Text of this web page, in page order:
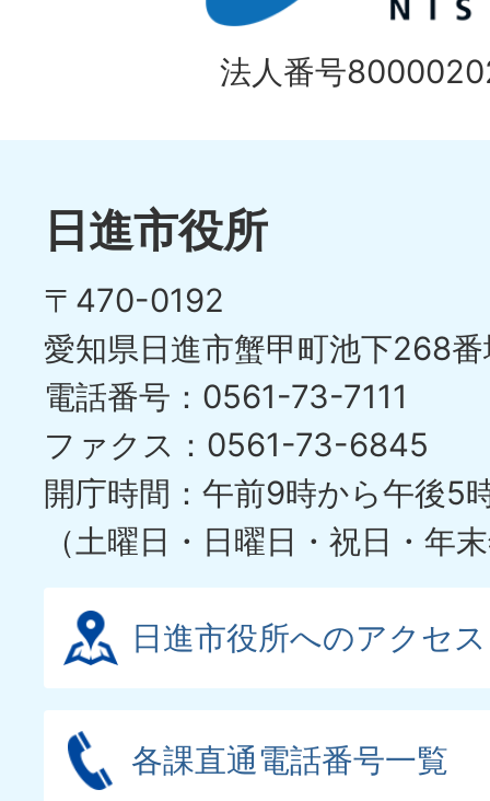
法人番号
日進市役所
〒470-0192
愛知県日進市蟹甲町池下268
電話番号：0561-73-7111
ファクス：0561-73-6845
開庁時間：午前9時から午後5
（土曜日・日曜日・祝日・年
日進市役所へのアクセス
各課直通電話番号一覧